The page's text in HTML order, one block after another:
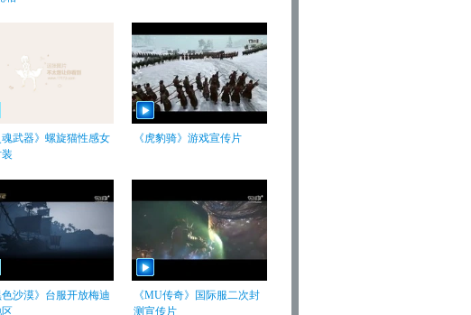
魂武器》螺旋猫性感女
《虎豹骑》游戏宣传片
色沙漠》台服开放梅迪
《MU传奇》国际服二次封
测宣传片